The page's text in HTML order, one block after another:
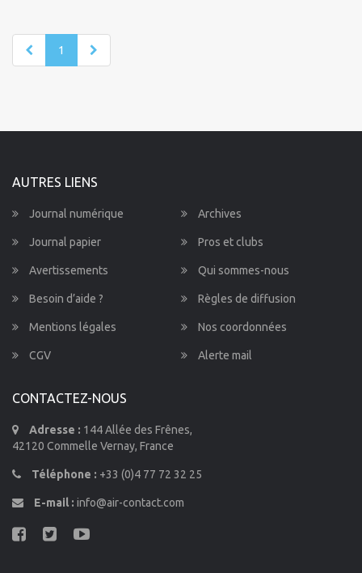
1
AUTRES LIENS
Journal numérique Archives
Journal papier Pros et clubs
Avertissements Qui sommes-nous
Besoin d’aide ? Règles de diffusion
Mentions légales Nos coordonnées
CGV Alerte mail
CONTACTEZ-NOUS
Adresse : 144 Allée des Frênes,
42120 Commelle Vernay, France
Téléphone : +33 (0)4 77 72 32 25
E-mail : info@air-contact.com